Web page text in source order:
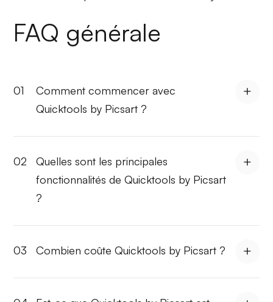
FAQ générale
01
Comment commencer avec
Quicktools by Picsart ?
02
Quelles sont les principales
fonctionnalités de Quicktools by Picsart
?
03 Combien coûte Quicktools by Picsart ?